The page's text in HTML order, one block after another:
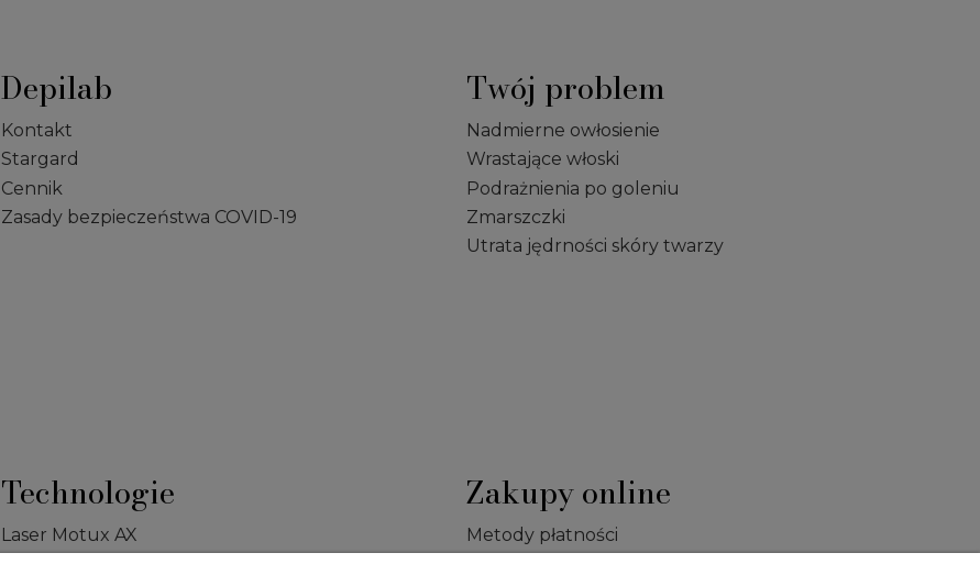
Depilab
Kontakt
Stargard
Cennik
Zasady bezpieczeństwa COVID-19
Twój problem
Nadmierne owłosienie
Wrastające włoski
Podrażnienia po goleniu
Zmarszczki
Utrata jędrności skóry twarzy
Technologie
Laser Motux AX
Zakupy online
Metody płatności